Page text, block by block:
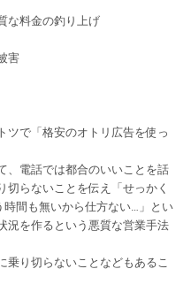
な料金の釣り上げ
害
ツで「格安のオトリ広告を使っ
、電話では都合のいいことを話
切らないことを伝え「せっかく
間も無いから仕方ない…」とい
況を作るという悪質な営業手法
り切らないことなどもあるこ